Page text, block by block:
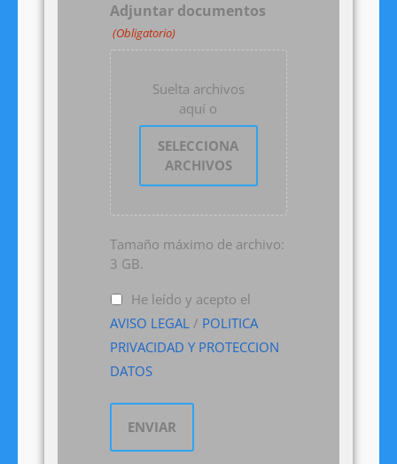
Adjuntar documentos
(Obligatorio)
Suelta archivos
aquí o
SELECCIONA
ARCHIVOS
Tamaño máximo de archivo:
3 GB.
He leído y acepto el
AVISO LEGAL / POLITICA
PRIVACIDAD Y PROTECCION
DATOS